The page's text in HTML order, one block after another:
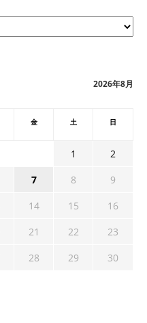
2026年8月
金 土 日
1
2
7 8
9
14 15
16
21 22
23
28 29
30